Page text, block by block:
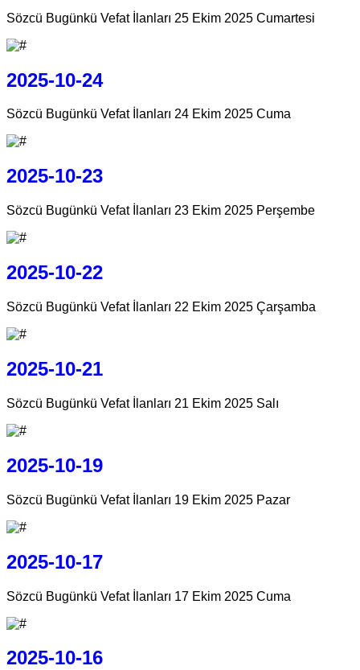
Sözcü Bugünkü Vefat İlanları 25 Ekim 2025 Cumartesi
2025-10-24
Sözcü Bugünkü Vefat İlanları 24 Ekim 2025 Cuma
2025-10-23
Sözcü Bugünkü Vefat İlanları 23 Ekim 2025 Perşembe
2025-10-22
Sözcü Bugünkü Vefat İlanları 22 Ekim 2025 Çarşamba
2025-10-21
Sözcü Bugünkü Vefat İlanları 21 Ekim 2025 Salı
2025-10-19
Sözcü Bugünkü Vefat İlanları 19 Ekim 2025 Pazar
2025-10-17
Sözcü Bugünkü Vefat İlanları 17 Ekim 2025 Cuma
2025-10-16